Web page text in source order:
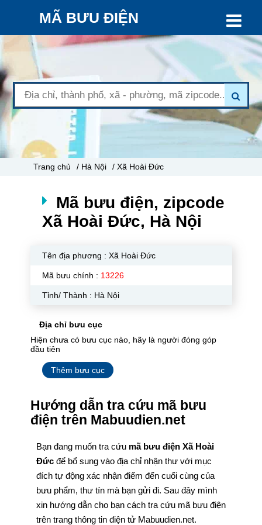
MÃ BƯU ĐIỆN
Trang chủ / Hà Nội / Xã Hoài Đức
Mã bưu điện, zipcode
Xã Hoài Đức, Hà Nội
Tên địa phương : Xã Hoài Đức
Mã bưu chính : 13226
Tỉnh/ Thành : Hà Nội
Địa chỉ bưu cục
Hiện chưa có bưu cục nào, hãy là người đóng góp
đầu tiên
Thêm bưu cục
Hướng dẫn tra cứu mã bưu
điện trên Mabuudien.net
Bạn đang muốn tra cứu mã bưu điện Xã Hoài
Đức để bổ sung vào địa chỉ nhận thư với mục
đích tự động xác nhận điểm đến cuối cùng của
bưu phẩm, thư tín mà bạn gửi đi. Sau đây mình
xin hướng dẫn cho bạn cách tra cứu mã bưu điện
trên trang thông tin điện tử Mabuudien.net.